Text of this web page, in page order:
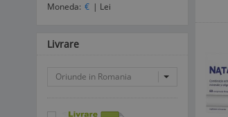
Moneda: € | Lei
Livrare
Oriunde in Romania